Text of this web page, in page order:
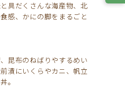
具だくさんな海産物、北
感、かにの脚をまるごと
昆布のねばりやするめい
漬にいくらやカニ、帆立
。